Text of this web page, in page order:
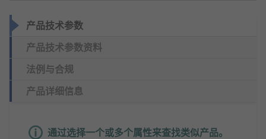
产品技术参数
产品技术参数资料
法例与合规
产品详细信息
通过选择一个或多个属性来查找类似产品。